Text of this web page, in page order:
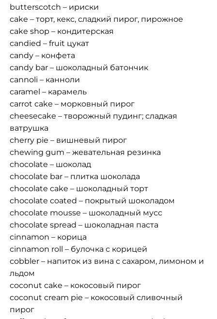
butterscotch – ириски
cake – торт, кекс, сладкий пирог, пирожное
cake shop – кондитерская
candied – fruit цукат
candy – конфета
candy bar – шоколадный батончик
cannoli – канноли
caramel – карамель
carrot cake – морковный пирог
cheesecake – творожный пудинг; сладкая
ватрушка
cherry pie – вишневый пирог
chewing gum – жевательная резинка
chocolate – шоколад
chocolate bar – плитка шоколада
chocolate cake – шоколадный торт
chocolate coated – покрытый шоколадом
chocolate mousse – шоколадный мусс
chocolate spread – шоколадная паста
cinnamon – корица
cinnamon roll – булочка с корицей
cobbler – напиток из вина с сахаром, лимоном и
льдом
coconut cake – кокосовый пирог
coconut cream pie – кокосовый сливочный
пирог